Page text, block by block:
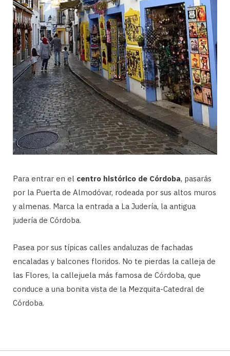
Para entrar en el centro histórico de Córdoba, pasarás
por la Puerta de Almodóvar, rodeada por sus altos muros
y almenas. Marca la entrada a La Judería, la antigua
judería de Córdoba.
Pasea por sus típicas calles andaluzas de fachadas
encaladas y balcones floridos. No te pierdas la calleja de
las Flores, la callejuela más famosa de Córdoba, que
conduce a una bonita vista de la Mezquita-Catedral de
Córdoba.